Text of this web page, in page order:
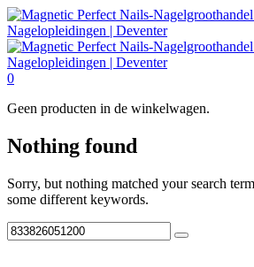
0
Geen producten in de winkelwagen.
Nothing found
Sorry, but nothing matched your search
some different keywords.